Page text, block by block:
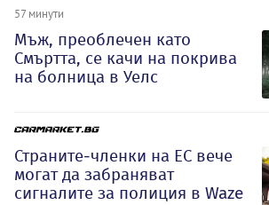
57 минути
Мъж, преоблечен като
Смъртта, се качи на покрива
на болница в Уелс
Страните-членки на ЕС вече
могат да забраняват
сигналите за полиция в Waze